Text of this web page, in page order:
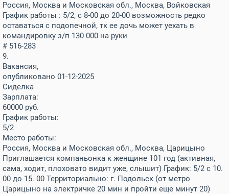
Россия, Москва и Московская обл., Москва, Войковская
График работы : 5/2, с 8-00 до 20-00 возможность редко
оставаться с подопечной, тк ее дочь может уехать в
командировку з/п 130 000 на руки
# 516-283
9.
Вакансия,
опубликовано 01-12-2025
Сиделка
Зарплата:
60000 руб.
График работы:
5/2
Место работы:
Россия, Москва и Московская обл., Москва, Царицыно
Приглашается компаньонка к женщине 101 год (активная,
сама, ходит, плоховато видит уже, слышит) График: 5/2 с 10.
00 до 15. 00 Территориально: г. Подольск (от метро
Царицыно на электричке 20 мин и пройти еще минут 20)